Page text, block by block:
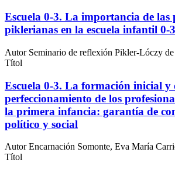
Escuela 0-3. La importancia de las
piklerianas en la escuela infantil 0-3
Autor Seminario de reflexión Pikler-Lóczy
Títol
Escuela 0-3. La formación inicial y
perfeccionamiento de los
la primera infancia: garantía de
político y social
Autor Encarnación Somonte, Eva María
Títol